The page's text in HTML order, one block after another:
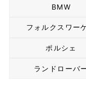
BMW
フォルクスワー
ポルシェ
ランドローバ